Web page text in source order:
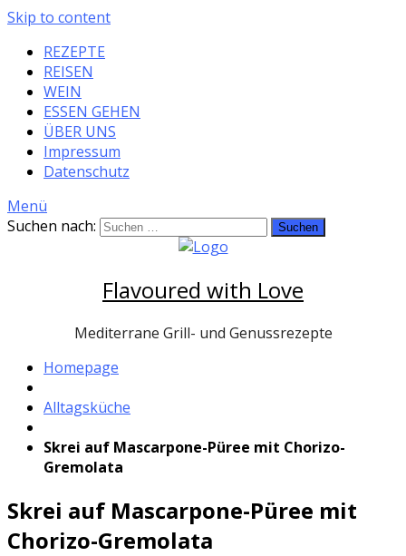
Skip to content
REZEPTE
REISEN
WEIN
ESSEN GEHEN
ÜBER UNS
Impressum
Datenschutz
Menü
Suchen nach:
Flavoured with Love
Mediterrane Grill- und Genussrezepte
Homepage
Alltagsküche
Skrei auf Mascarpone-Püree mit Chorizo-
Gremolata
Skrei auf Mascarpone-Püree mit
Chorizo-Gremolata